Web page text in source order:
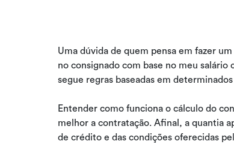
Uma dúvida de quem pensa em fazer
no consignado com base no meu
segue regras baseadas em
Entender como funciona o cálculo do
melhor a contratação. Afinal, a quantia
de crédito e das condições oferecidas